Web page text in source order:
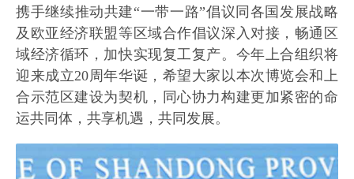
携手继续推动共建“一带一路”倡议同各国发展战略
及欧亚经济联盟等区域合作倡议深入对接，畅通区
域经济循环，加快实现复工复产。今年上合组织将
迎来成立20周年华诞，希望大家以本次博览会和上
合示范区建设为契机，同心协力构建更加紧密的命
运共同体，共享机遇，共同发展。